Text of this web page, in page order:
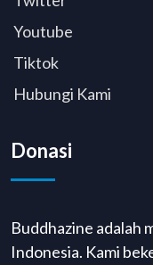
Youtube
Tiktok
Hubungi Kami
Donasi
Buddhazine adalah
Indonesia. Kami